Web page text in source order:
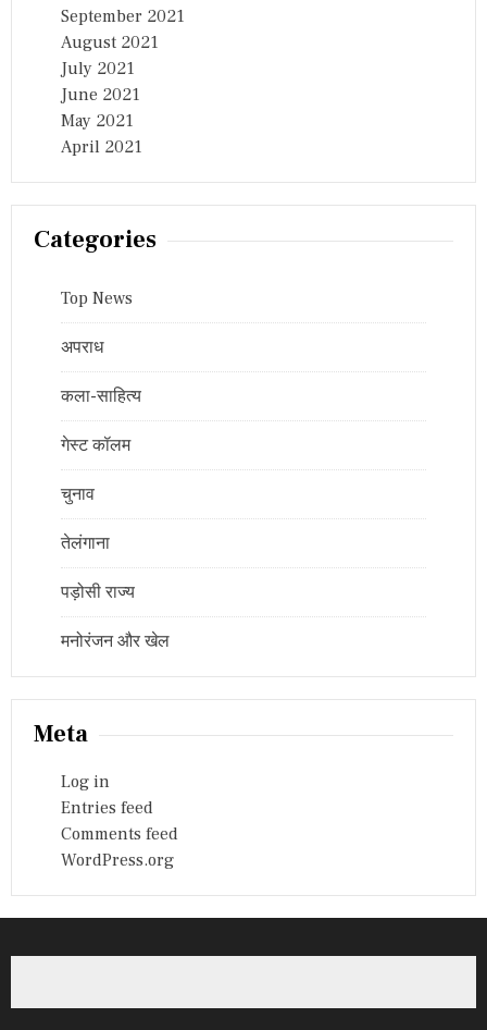
September 2021
August 2021
July 2021
June 2021
May 2021
April 2021
Categories
Top News
अपराध
कला-साहित्य
गेस्ट कॉलम
चुनाव
तेलंगाना
पड़ोसी राज्य
मनोरंजन और खेल
Meta
Log in
Entries feed
Comments feed
WordPress.org